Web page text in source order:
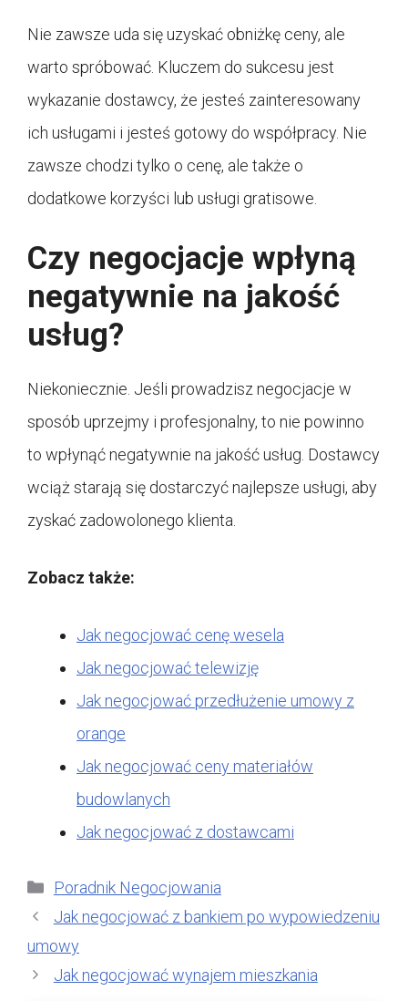
Nie zawsze uda się uzyskać obniżkę ceny, ale
warto spróbować. Kluczem do sukcesu jest
wykazanie dostawcy, że jesteś zainteresowany
ich usługami i jesteś gotowy do współpracy. Nie
zawsze chodzi tylko o cenę, ale także o
dodatkowe korzyści lub usługi gratisowe.
Czy negocjacje wpłyną
negatywnie na jakość
usług?
Niekoniecznie. Jeśli prowadzisz negocjacje w
sposób uprzejmy i profesjonalny, to nie powinno
to wpłynąć negatywnie na jakość usług. Dostawcy
wciąż starają się dostarczyć najlepsze usługi, aby
zyskać zadowolonego klienta.
Zobacz także:
Jak negocjować cenę wesela
Jak negocjować telewizję
Jak negocjować przedłużenie umowy z
orange
Jak negocjować ceny materiałów
budowlanych
Jak negocjować z dostawcami
Kategorie
Poradnik Negocjowania
Jak negocjować z bankiem po wypowiedzeniu
umowy
Jak negocjować wynajem mieszkania